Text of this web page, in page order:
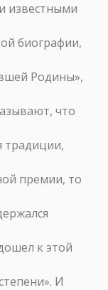
известными
биографии,
Родины»,
что
традиции,
премии, то
к этой
И